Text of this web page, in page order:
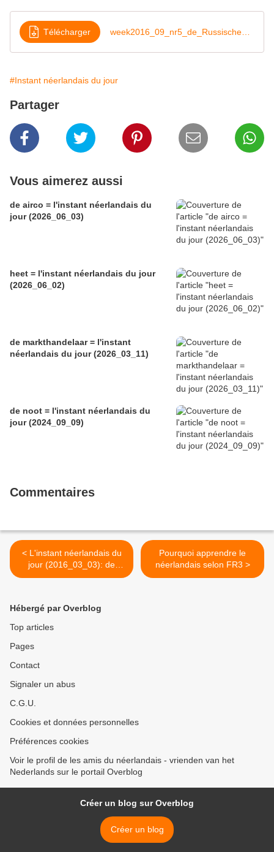
Télécharger
#Instant néerlandais du jour
Partager
Vous aimerez aussi
de airco = l'instant néerlandais du
jour (2026_06_03)
heet = l'instant néerlandais du jour
(2026_06_02)
de markthandelaar = l'instant
néerlandais du jour (2026_03_11)
de noot = l'instant néerlandais du
jour (2024_09_09)
Commentaires
< L'instant néerlandais du
jour (2016_03_03): de
Amerikaanse president
Pourquoi apprendre le
néerlandais selon FR3 >
Hébergé par Overblog
Top articles
Pages
Contact
Signaler un abus
C.G.U.
Cookies et données personnelles
Préférences cookies
Voir le profil de les amis du néerlandais - vrienden van het
Nederlands sur le portail Overblog
Créer un blog sur Overblog
Créer un blog